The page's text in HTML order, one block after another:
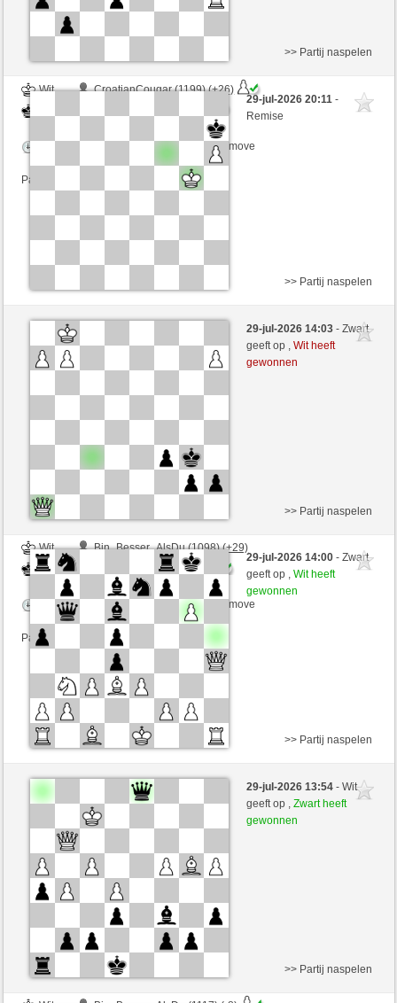
Wit
CroatianCougar (1199) (+26)
Speelduur: 4 minutes/side + 5 seconds/move
Partij telt mee voor de ranglijst
>> Partij naspelen
29-jul-2026 20:11-
Remise
Zwart
Ws31071964 (1213) (+4)
>> Partij naspelen
29-jul-2026 14:03- Zwart
geeft op ,Wit heeft
gewonnen
Wit
Bin_Besser_AlsDu (1098) (+29)
Zwart
Windhang (1325) (-25)
Speelduur: 4 minutes/side + 5 seconds/move
Partij telt mee voor de ranglijst
>> Partij naspelen
29-jul-2026 14:00- Zwart
geeft op ,Wit heeft
gewonnen
Zwart
Bin_Besser_AlsDu (1105) (-7)
Wit
Windhang (1318) (+7)
Speelduur: 4 minutes/side + 5 seconds/move
Partij telt mee voor de ranglijst
>> Partij naspelen
29-jul-2026 13:54- Wit
geeft op ,Zwart heeft
gewonnen
>> Partij naspelen